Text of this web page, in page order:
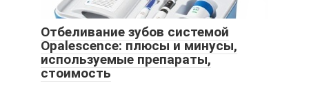
Отбеливание зубов системой
Opalescence: плюсы и минусы,
используемые препараты,
стоимость